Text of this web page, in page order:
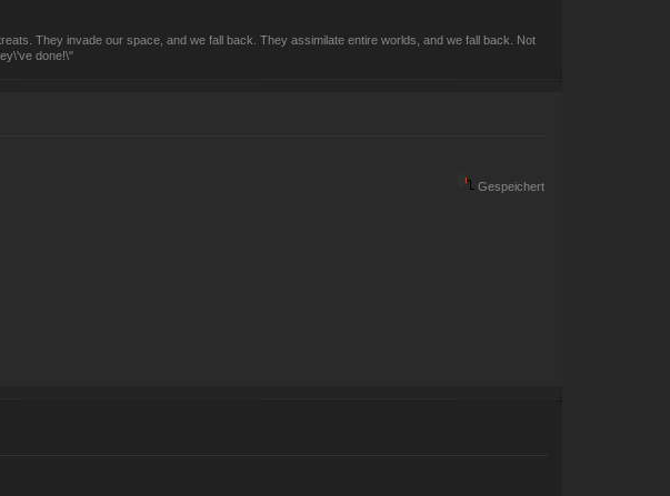
They invade our space, and we fall back. They assimilate entire worlds, and we fall back. Not
done!\"
Gespeichert